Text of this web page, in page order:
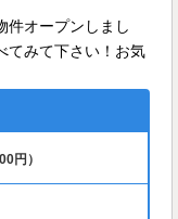
件オープンしまし
てみて下さい！お気
円）